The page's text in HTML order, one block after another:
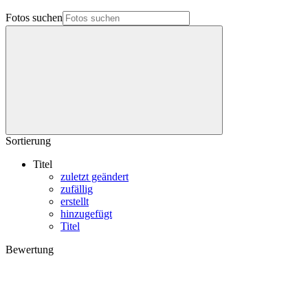
Fotos suchen
Sortierung
Titel
zuletzt geändert
zufällig
erstellt
hinzugefügt
Titel
Bewertung